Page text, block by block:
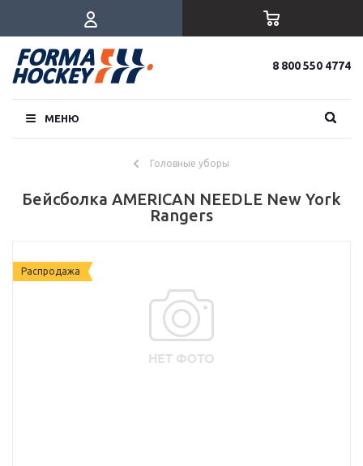
8 800 550 4774
МЕНЮ
Головные уборы
Бейсболка AMERICAN NEEDLE New York
Rangers
Распродажа